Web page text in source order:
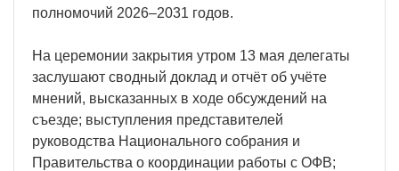
полномочий 2026–2031 годов.
На церемонии закрытия утром 13 мая делегаты
заслушают сводный доклад и отчёт об учёте
мнений, высказанных в ходе обсуждений на
съезде; выступления представителей
руководства Национального собрания и
Правительства о координации работы с ОФВ;